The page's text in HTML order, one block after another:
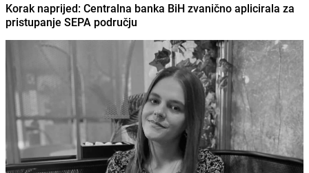
Korak naprijed: Centralna banka BiH zvanično aplicirala za
pristupanje SEPA području